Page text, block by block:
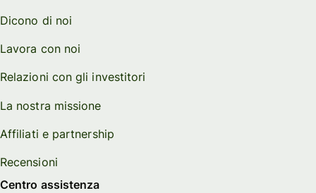
Dicono di noi
Lavora con noi
Relazioni con gli investitori
La nostra missione
Affiliati e partnership
Recensioni
Centro assistenza